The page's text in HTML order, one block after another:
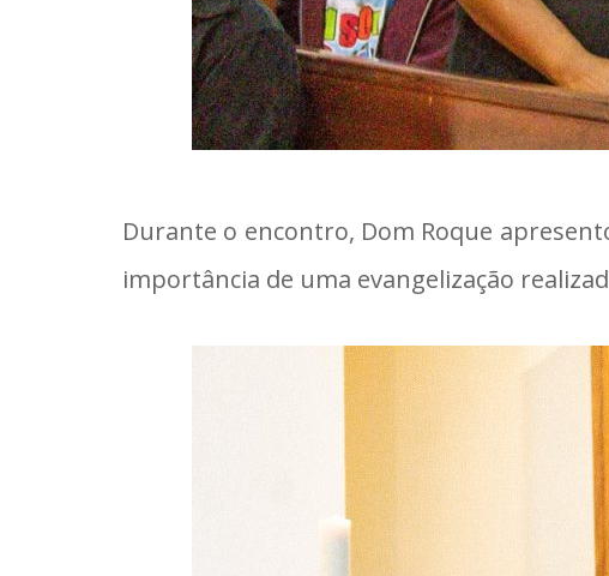
Durante o encontro, Dom Roque
importância de uma evangelização